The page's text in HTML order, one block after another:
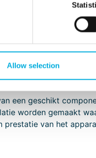
Allow selection
adviserende rol
een geschikt
worden gemaakt
prestatie van het